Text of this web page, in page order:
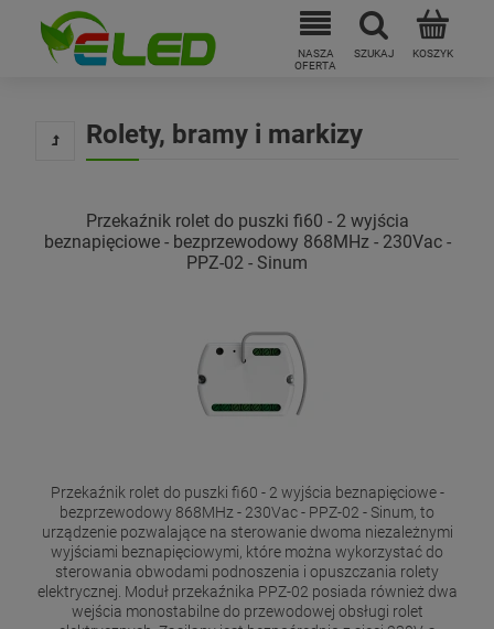
Rolety, bramy i markizy
Przekaźnik rolet do puszki fi60 - 2 wyjścia
beznapięciowe - bezprzewodowy 868MHz - 230Vac -
PPZ-02 - Sinum
Przekaźnik rolet do puszki fi60 - 2 wyjścia beznapięciowe -
bezprzewodowy 868MHz - 230Vac - PPZ-02 - Sinum, to
urządzenie pozwalające na sterowanie dwoma niezależnymi
wyjściami beznapięciowymi, które można wykorzystać do
sterowania obwodami podnoszenia i opuszczania rolety
elektrycznej. Moduł przekaźnika PPZ-02 posiada również dwa
wejścia monostabilne do przewodowej obsługi rolet